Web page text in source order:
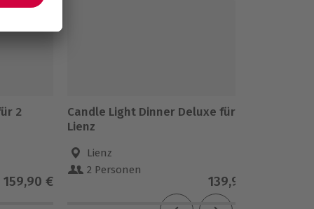
2
159,90 €
Candle Light Dinner Deluxe für 2
Lienz
Lienz
2 Personen
139,90 €